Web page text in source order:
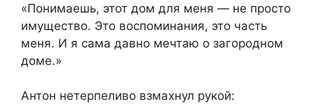
«Понимаешь, этот дом для меня — не просто
имущество. Это воспоминания, это часть
меня. И я сама давно мечтаю о загородном
доме.»
Антон нетерпеливо взмахнул рукой: